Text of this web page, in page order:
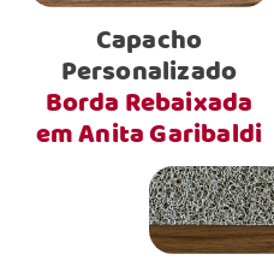
Capacho
Personalizado
Borda Rebaixada
em Anita Garibaldi